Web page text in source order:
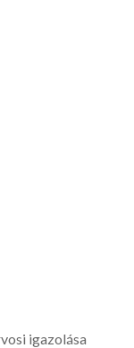
igazolása